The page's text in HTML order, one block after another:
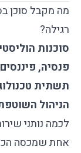
מה מקבל סוכן
רגילה?
סוכנות
פנסיה,
תשתית
הניהול
לכמה נותני
אחת שמכסה